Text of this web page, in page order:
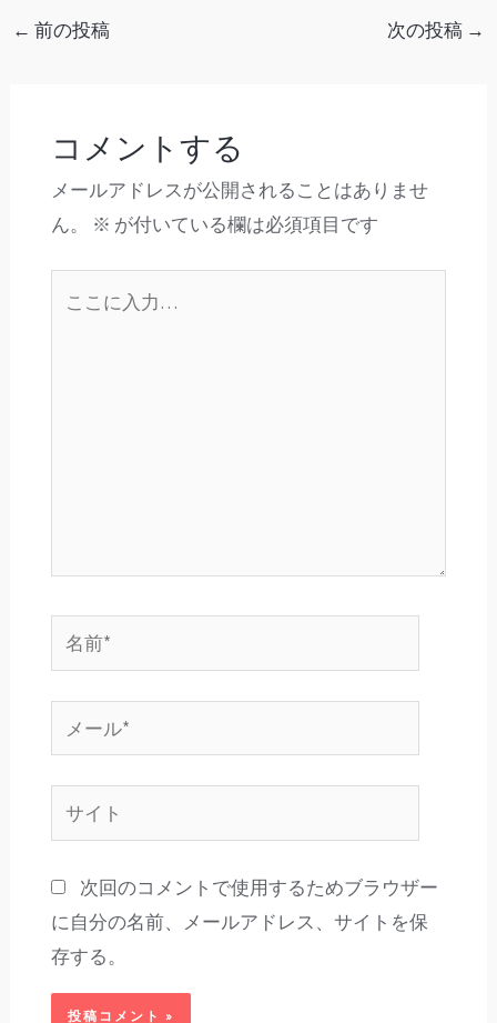
← 前の投稿 次の投稿 →
コメントする
メールアドレスが公開されることはありませ
ん。
※ が付いている欄は必須項目です
前
*
ー
ル
イ
次回のコメントで使用するためブラウザー
に自分の名前、メールアドレス、サイトを保
存する。